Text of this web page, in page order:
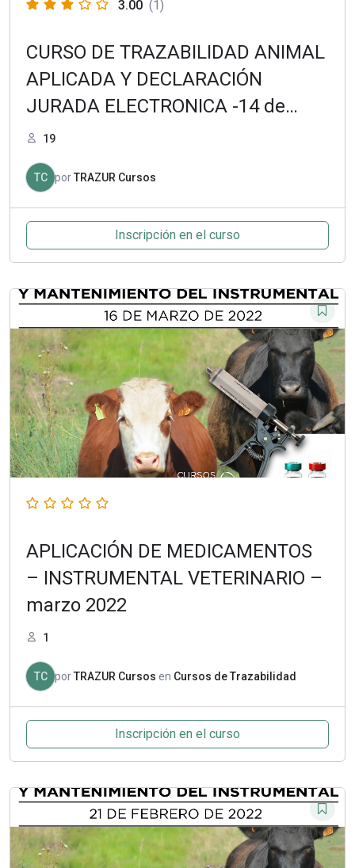
3.00 (1)
CURSO DE TRAZABILIDAD ANIMAL
APLICADA Y DECLARACIÓN
JURADA ELECTRONICA -14 de
marzo de 2022
19
TC porTRAZUR Cursos
Inscripción en el curso
APLICACIÓN DE MEDICAMENTOS
– INSTRUMENTAL VETERINARIO –
marzo 2022
1
TC porTRAZUR Cursos en Cursos de Trazabilidad
Inscripción en el curso